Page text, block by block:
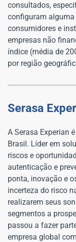
consultados,
configuram
consumidores e
empresas não
índice (média de
por região
Serasa
A Serasa Experian
Brasil. Líder em
riscos e
autenticação e
ponta, inovação e
incerteza do risco
realizarem seus
segmentos a
passou a fazer
empresa global